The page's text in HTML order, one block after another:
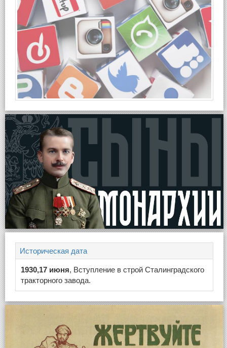
Историческая дата
1930,17 июня, Вступление в строй Сталинградского
тракторного завода.